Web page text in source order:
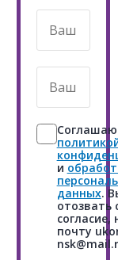
номер
*Согласие
*
и
данных.
отозвать
согласие,
почту